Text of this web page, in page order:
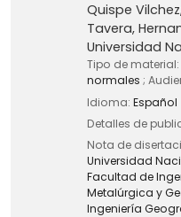
Quispe
Tavera,
Universidad
Tipo de material:
normales ;
Idioma: Español
Detalles de
Nota de
Universidad
Facultad de
Metalúrgica y
Ingeniería